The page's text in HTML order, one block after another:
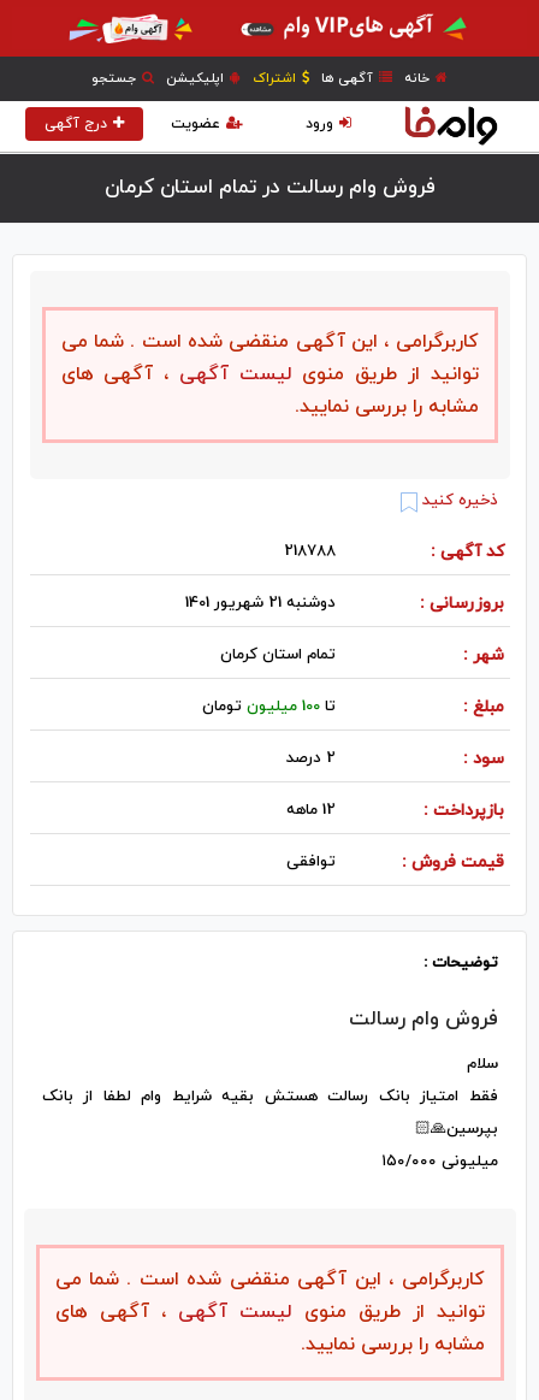
خانه آگهی ها اشتراک اپلیکیشن جستجو
درج آگهی عضویت ورود
فروش وام رسالت در تمام استان کرمان
کاربرگرامی ، این آگهی منقضی شده است . شما می
توانید از طریق منوی لیست آگهی ، آگهی های
مشابه را بررسی نمایید.
ذخیره کنید
کد آگهی : 218788
بروزرسانی : دوشنبه 21 شهریور 1401
شهر : تمام استان کرمان
مبلغ : تا100 میلیون تومان
سود : 2 درصد
بازپرداخت : 12 ماهه
قیمت فروش : توافقی
توضیحات :
فروش وام رسالت
سلام
فقط امتیاز بانک رسالت هستش بقیه شرایط وام لطفا از بانک
بپرسین🙏🏻
میلیونی ۱۵۰/۰۰۰
کاربرگرامی ، این آگهی منقضی شده است . شما می
توانید از طریق منوی لیست آگهی، آگهی های
مشابه را بررسی نمایید.